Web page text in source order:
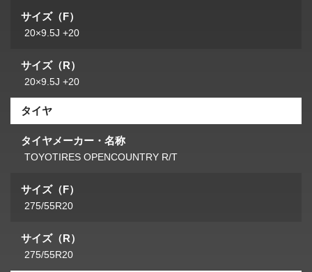
サイズ（F）
20×9.5J +20
サイズ（R）
20×9.5J +20
タイヤ
タイヤメーカー・名称
TOYOTIRES OPENCOUNTRY R/T
サイズ（F）
275/55R20
サイズ（R）
275/55R20